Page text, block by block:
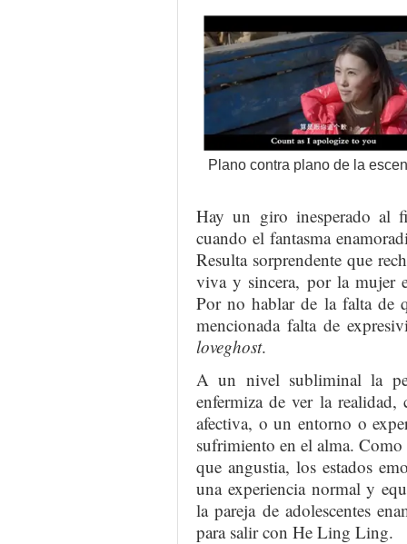
Plano contra plano de la
Hay un giro inesperado al
cuando el fantasma
Resulta sorprendente que
viva y sincera, por la mujer
Por no hablar de la falta de
mencionada falta de
loveghost.
A un nivel subliminal la
enfermiza de ver la realidad,
afectiva, o un entorno o
sufrimiento en el alma.
que angustia, los estados
una experiencia normal y
la pareja de adolescentes
para salir con He Ling Ling.